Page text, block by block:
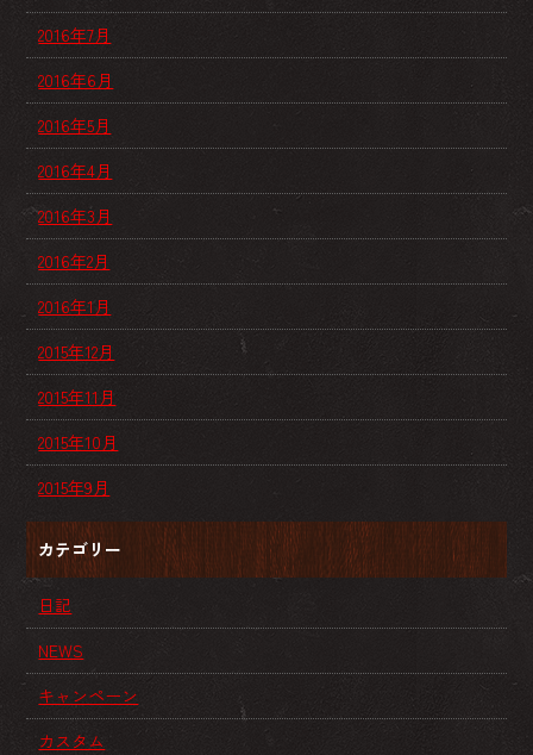
2016年7月
2016年6月
2016年5月
2016年4月
2016年3月
2016年2月
2016年1月
2015年12月
2015年11月
2015年10月
2015年9月
カテゴリー
日記
NEWS
キャンペーン
カスタム